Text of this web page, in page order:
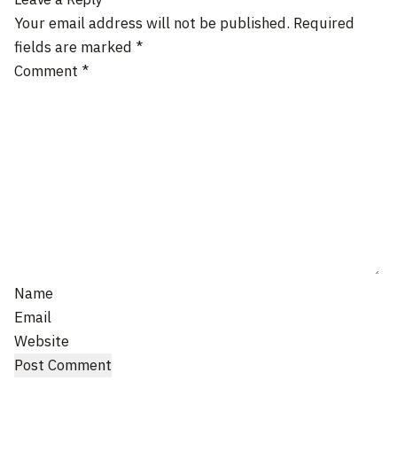
Your email address will not be published. Required
fields are marked *
Comment *
Name
Email
Website